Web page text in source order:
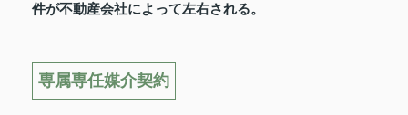
件が不動産会社によって左右される。
専属専任媒介契約